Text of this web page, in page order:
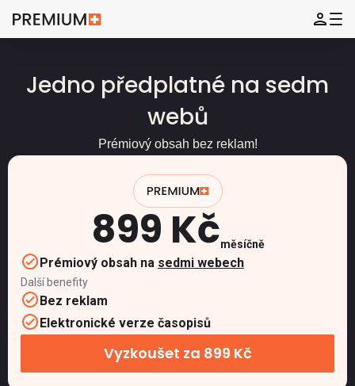
Jedno předplatné na sedm
webů
Prémiový obsah bez reklam!
899 Kčměsíčně
Prémiový obsah na sedmi webech
Další benefity
Bez reklam
Elektronické verze časopisů
Vyzkoušet za 899 Kč